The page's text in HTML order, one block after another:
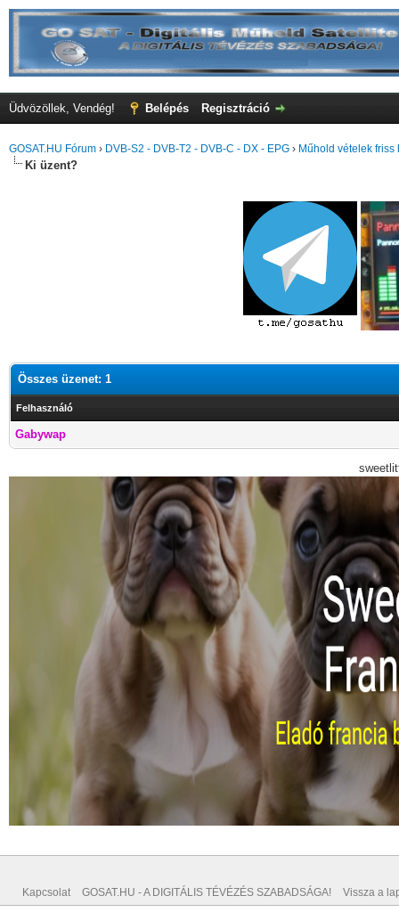
Üdvözöllek, Vendég! Belépés Regisztráció
GOSAT.HU Fórum › DVB-S2 - DVB-T2 - DVB-C - DX - EPG › Műhold vételek friss
Ki üzent?
Összes üzenet: 1
Felhasználó
Gabywap
Kapcsolat GOSAT.HU - A DIGITÁLIS TÉVÉZÉS SZABADSÁGA! Vissza a